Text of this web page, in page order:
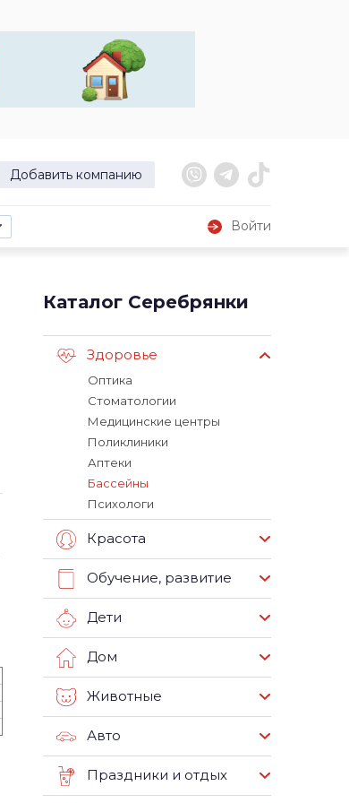
Добавить компанию
Войти
Каталог Серебрянки
Здоровье
Оптика
Стоматологии
Медицинские центры
Поликлиники
Аптеки
Бассейны
Психологи
Красота
Обучение, развитие
Дети
Дом
Животные
Авто
Праздники и отдых